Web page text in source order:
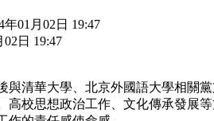
事 科技 法治
熊猫频道 VR/AR 4K专区
年01月02日 19:47
日 19:47
華大學、北京外國語大學相關
校思想政治工作、文化傳承發展